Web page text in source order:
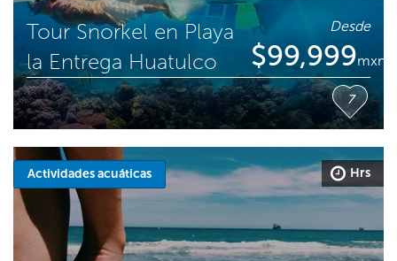
Tour Snorkel en Playa
la Entrega Huatulco
Desde
$99,999mxn
7
Actividades acuáticas Hrs